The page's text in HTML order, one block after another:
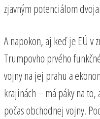
zjavným potenciálom
A napokon, aj keď je EÚ v
Trumpovho prvého
vojny na jej prahu a
krajinách – má páky na
počas obchodnej vojny.